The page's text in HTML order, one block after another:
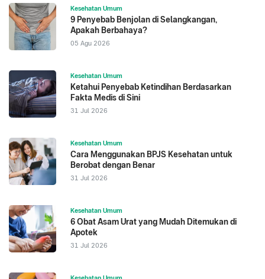
Kesehatan Umum
9 Penyebab Benjolan di Selangkangan,
Apakah Berbahaya?
05 Agu 2026
Kesehatan Umum
Ketahui Penyebab Ketindihan Berdasarkan
Fakta Medis di Sini
31 Jul 2026
Kesehatan Umum
Cara Menggunakan BPJS Kesehatan untuk
Berobat dengan Benar
31 Jul 2026
Kesehatan Umum
6 Obat Asam Urat yang Mudah Ditemukan di
Apotek
31 Jul 2026